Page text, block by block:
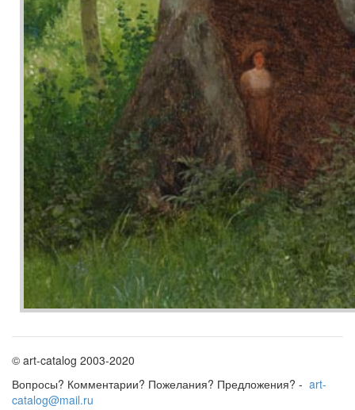
© art-catalog 2003-2020
Вопросы? Комментарии? Пожелания? Предложения? - art-
catalog@mail.ru